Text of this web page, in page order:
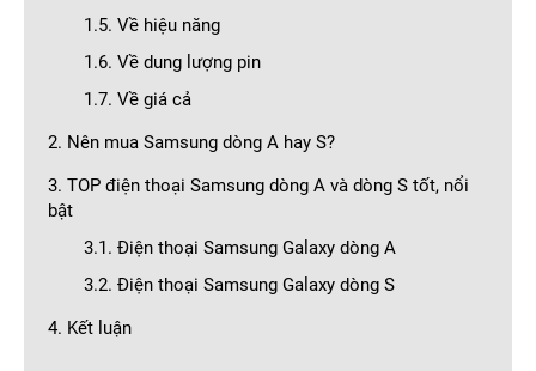
1.5. Về hiệu năng
1.6. Về dung lượng pin
1.7. Về giá cả
2. Nên mua Samsung dòng A hay S?
3. TOP điện thoại Samsung dòng A và dòng S tốt, nổi
bật
3.1. Điện thoại Samsung Galaxy dòng A
3.2. Điện thoại Samsung Galaxy dòng S
4. Kết luận